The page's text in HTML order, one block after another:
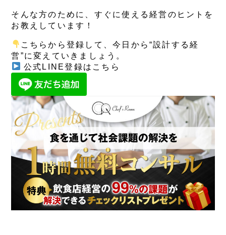
そんな方のために、 すぐに使え る経営のヒントを
お教えしています！
こちらから登録して、今日から“設計する経
営”に変えていきましょう。
公式LINE登録はこちら